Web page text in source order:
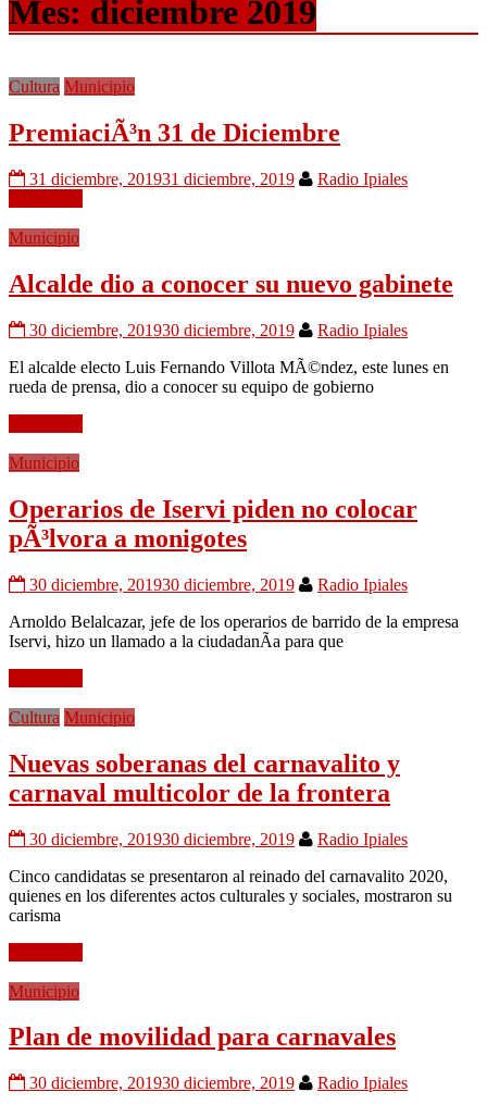
Mes: diciembre 2019
Cultura Municipio
PremiaciÃ³n 31 de Diciembre
31 diciembre, 201931 diciembre, 2019
Radio Ipiales
Municipio
Alcalde dio a conocer su nuevo gabinete
30 diciembre, 201930 diciembre, 2019
Radio Ipiales
El alcalde electo Luis Fernando Villota MÃ©ndez, este lunes en
rueda de prensa, dio a conocer su equipo de gobierno
Municipio
Operarios de Iservi piden no colocar
pÃ³lvora a monigotes
30 diciembre, 201930 diciembre, 2019
Radio Ipiales
Arnoldo Belalcazar, jefe de los operarios de barrido de la empresa
Iservi, hizo un llamado a la ciudadanÃ­a para que
Cultura Municipio
Nuevas soberanas del carnavalito y
carnaval multicolor de la frontera
30 diciembre, 201930 diciembre, 2019
Radio Ipiales
Cinco candidatas se presentaron al reinado del carnavalito 2020,
quienes en los diferentes actos culturales y sociales, mostraron su
carisma
Municipio
Plan de movilidad para carnavales
30 diciembre, 201930 diciembre, 2019 Radio Ipiales